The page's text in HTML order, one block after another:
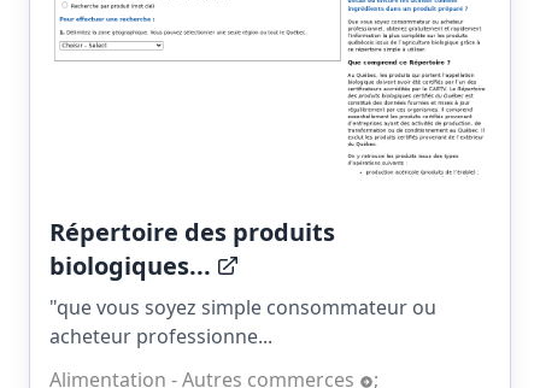
Répertoire des produits
biologiques...
"que vous soyez simple consommateur ou
acheteur professionne...
Alimentation - Autres commerces
;